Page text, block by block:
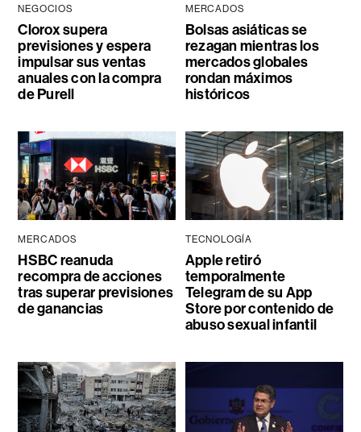
NEGOCIOS
Clorox supera
previsiones y espera
impulsar sus ventas
anuales con la compra
de Purell
MERCADOS
Bolsas asiáticas se
rezagan mientras los
mercados globales
rondan máximos
históricos
MERCADOS
HSBC reanuda
recompra de acciones
tras superar previsiones
de ganancias
TECNOLOGÍA
Apple retiró
temporalmente
Telegram de su App
Store por contenido de
abuso sexual infantil